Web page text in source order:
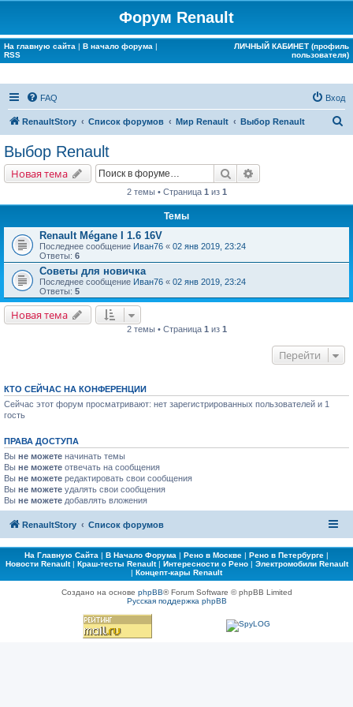
Форум Renault
На главную сайта | В начало форума |
RSS
ЛИЧНЫЙ КАБИНЕТ (профиль
пользователя)
FAQ Вход
RenaultStory Список форумов Мир Renault Выбор Renault
Выбор Renault
Новая тема Поиск
2 темы • Страница 1 из 1
Темы
Renault Mégane I 1.6 16V
Последнее сообщение Иван76 « 02 янв 2019, 23:24
Ответы: 6
Советы для новичка
Последнее сообщение Иван76 « 02 янв 2019, 23:24
Ответы: 5
Новая тема
2 темы • Страница 1 из 1
Перейти
КТО СЕЙЧАС НА КОНФЕРЕНЦИИ
Сейчас этот форум просматривают: нет зарегистрированных пользователей и 1
гость
ПРАВА ДОСТУПА
Вы не можете начинать темы
Вы не можете отвечать на сообщения
Вы не можете редактировать свои сообщения
Вы не можете удалять свои сообщения
Вы не можете добавлять вложения
RenaultStory Список форумов
На Главную Сайта | В Начало Форума | Рено в Москве | Рено в Петербурге |
Новости Renault| Краш-тесты Renault| Интересности о Рено| Электромобили Renault
| Концепт-кары Renault
Создано на основе phpBB® Forum Software © phpBB Limited
Русская поддержка phpBB